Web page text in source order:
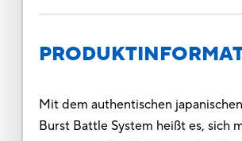
Mit dem authentischen
Burst Battle System heißt es, sich